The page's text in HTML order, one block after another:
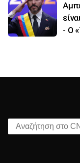
- Ο
Αναζήτηση στο